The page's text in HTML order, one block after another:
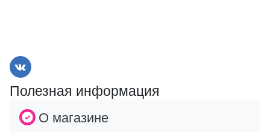
Полезная информация
О магазине